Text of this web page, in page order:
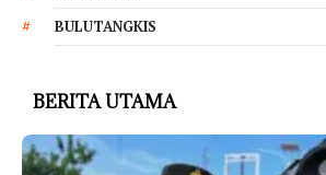
BULUTANGKIS
BERITA UTAMA